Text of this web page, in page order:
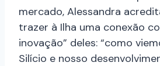
mercado, Alessandra
trazer à Ilha uma conexão
inovação” deles: “como
Silício e nosso